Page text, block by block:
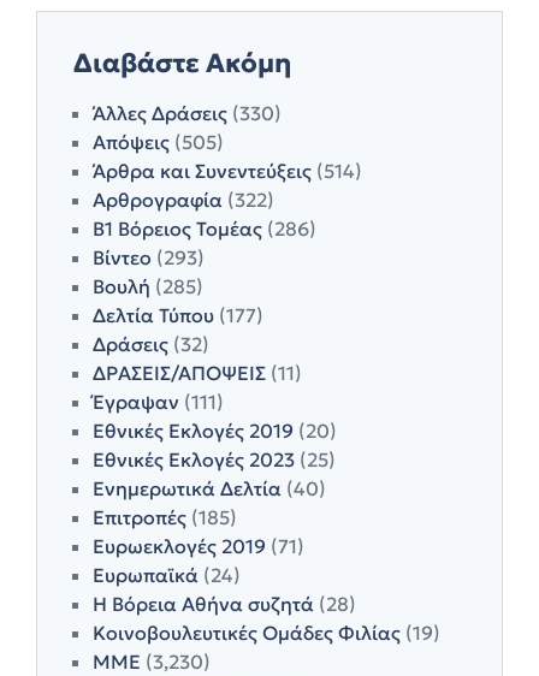
Διαβάστε Ακόμη
Άλλες Δράσεις (330)
Απόψεις (505)
Άρθρα και Συνεντεύξεις (514)
Αρθρογραφία (322)
Β1 Βόρειος Τομέας (286)
Βίντεο (293)
Βουλή (285)
Δελτία Τύπου (177)
Δράσεις (32)
ΔΡΑΣΕΙΣ/ΑΠΟΨΕΙΣ (11)
Έγραψαν (111)
Εθνικές Εκλογές 2019 (20)
Εθνικές Εκλογές 2023 (25)
Ενημερωτικά Δελτία (40)
Επιτροπές (185)
Ευρωεκλογές 2019 (71)
Ευρωπαϊκά (24)
Η Βόρεια Αθήνα συζητά (28)
Κοινοβουλευτικές Ομάδες Φιλίας (19)
ΜΜΕ (3,230)